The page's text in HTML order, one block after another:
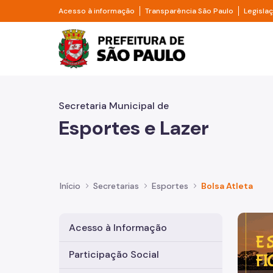
Pular para o Conteúdo principal
Acesso à informação Divisor de acesso à informação
Transparência São Paulo Divisor
Prefeitura de São
Secretaria Municipal de
Esportes e Lazer
Início Secretarias Esportes Bolsa Atleta
Acesso à Informação
Participação Social